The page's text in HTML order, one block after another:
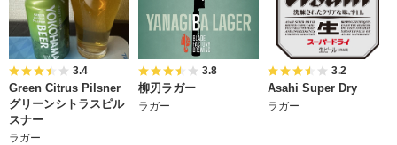
3.4
Green Citrus Pilsner
グリーンシトラスピル
スナー
ラガー
3.8
柳刃ラガー
ラガー
3.2
Asahi Super Dry
ラガー